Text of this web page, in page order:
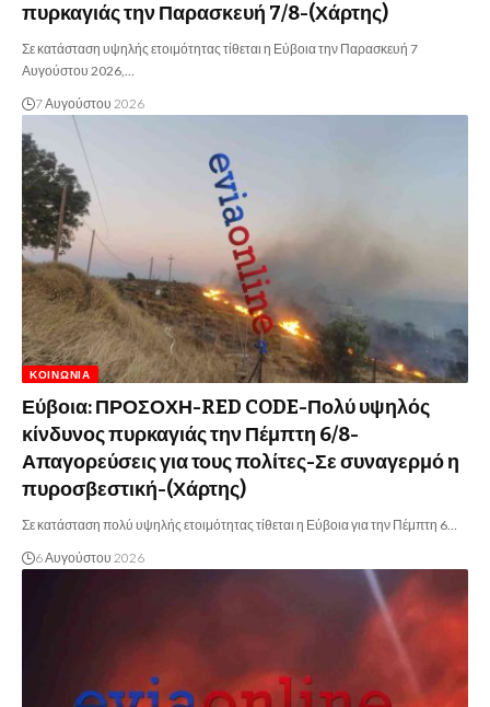
πυρκαγιάς την Παρασκευή 7/8-(Χάρτης)
Σε κατάσταση υψηλής ετοιμότητας τίθεται η Εύβοια την Παρασκευή 7
Αυγούστου 2026,…
7 Αυγούστου 2026
ΚΟΙΝΩΝΊΑ
Εύβοια: ΠΡΟΣΟΧΗ-RED CODE-Πολύ υψηλός
κίνδυνος πυρκαγιάς την Πέμπτη 6/8-
Απαγορεύσεις για τους πολίτες-Σε συναγερμό η
πυροσβεστική-(Χάρτης)
Σε κατάσταση πολύ υψηλής ετοιμότητας τίθεται η Εύβοια για την Πέμπτη 6…
6 Αυγούστου 2026